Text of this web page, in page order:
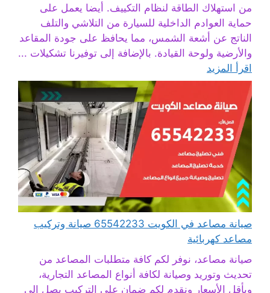
من استهلاك الطاقة لنظام التكييف. أيضا يعمل على
حماية العوادم الداخلية للسيارة من التلاشي والتلف
الناتج عن أشعة الشمس، مما يحافظ على جودة المقاعد
والأرضية ولوحة القيادة. بالإضافة إلى توفيرنا تشكيلات ...
اقرأ المزيد
صيانة مصاعد في الكويت 65542233 صيانة وتركيب
مصاعد كهربائية
صيانة مصاعد، نوفر لكم كافة متطلبات المصاعد من
تحديث وتوريد وصيانة لكافة أنواع المصاعد التجارية،
وبأقل الأسعار ونقدم لكم ضمان على التركيب يصل إلى